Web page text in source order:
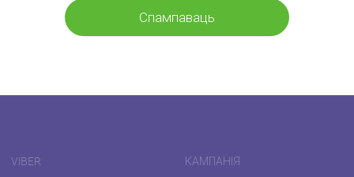
Спампаваць
VIBER КАМПАНІЯ